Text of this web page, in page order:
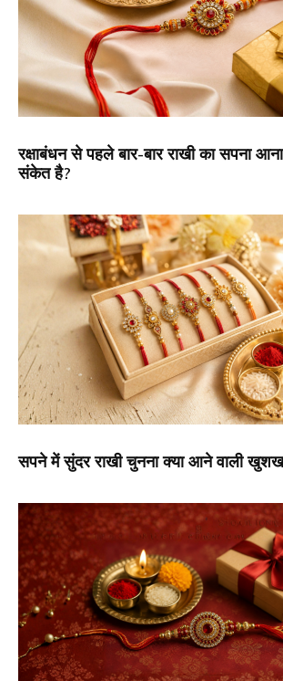
रक्षाबंधन से पहले बार-बार राखी का सपना
संकेत है?
सपने में सुंदर राखी चुनना क्या आने वाली